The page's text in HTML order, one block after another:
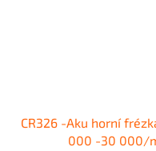
CR326 -Aku horní
000 -30 000/